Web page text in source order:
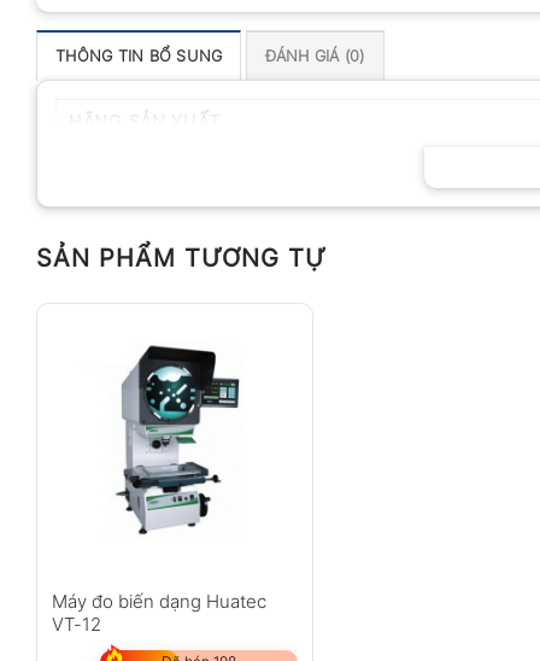
THÔNG TIN BỔ SUNG ĐÁNH GIÁ (0)
SẢN PHẨM TƯƠNG TỰ
Máy đo biến dạng Huatec
VT-12